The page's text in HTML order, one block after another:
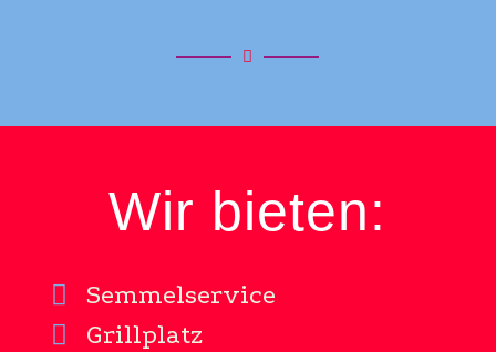
Wir bieten:
Semmelservice
Grillplatz